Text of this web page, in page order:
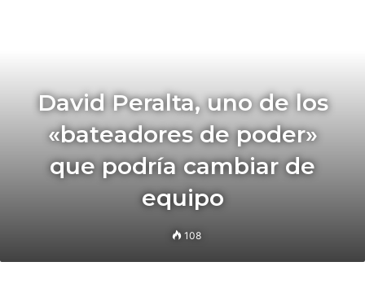
David Peralta, uno de los
«bateadores de poder»
que podría cambiar de
equipo
108